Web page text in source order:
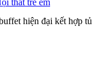
thất trẻ em
hiện đại kết hợp tủ